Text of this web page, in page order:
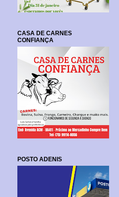
CASA DE CARNES
CONFIANÇA
POSTO ADENIS